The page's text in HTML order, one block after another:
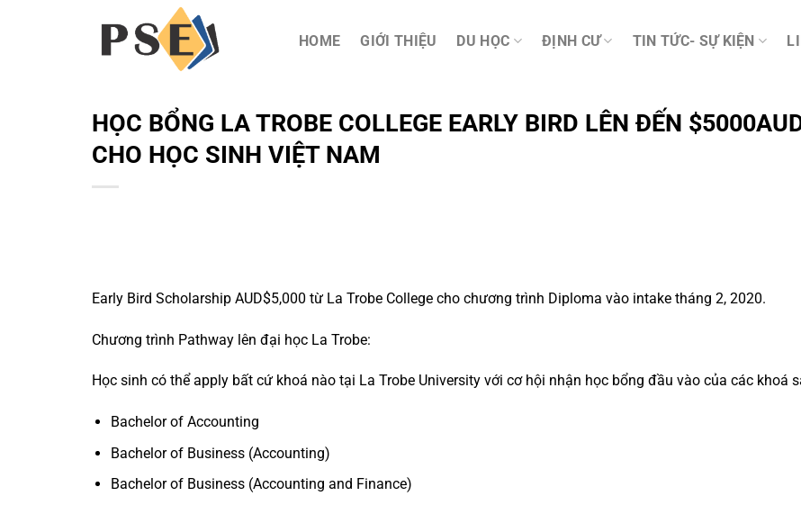
HOME GIỚI THIỆU DU HỌC ĐỊNH CƯ TIN TỨC- SỰ KIỆN
HỌC BỔNG LA TROBE COLLEGE EARLY BIRD LÊN ĐẾN
CHO HỌC SINH VIỆT NAM
Early Bird Scholarship AUD$5,000 từ La Trobe College cho chương trình Diploma vào intake tháng 2, 2020.
Chương trình Pathway lên đại học La Trobe:
Học sinh có thể apply bất cứ khoá nào tại La Trobe University với cơ hội nhận học bổng đầu vào của các khoá
Bachelor of Accounting
Bachelor of Business (Accounting)
Bachelor of Business (Accounting and Finance)